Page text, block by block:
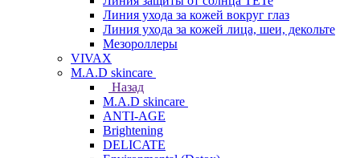
Линия ухода за кожей вокруг глаз
Линия ухода за кожей лица, шеи, декольте
Мезороллеры
VIVAX
M.A.D skincare
Назад
M.A.D skincare
ANTI-AGE
Brightening
DELICATE